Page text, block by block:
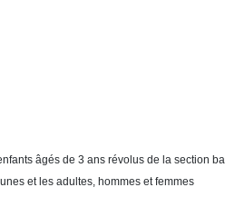
âgés de 3 ans révolus de la section
et les adultes, hommes et femmes